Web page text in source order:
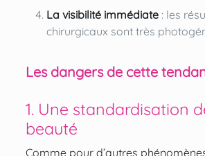
La visibilité immédiate: les
chirurgicaux sont très
Les dangers de cette
1. Une standardisation
beauté
Comme pour d’autres